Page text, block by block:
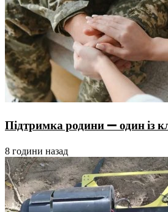
Підтримка родини — один із
8 години назад